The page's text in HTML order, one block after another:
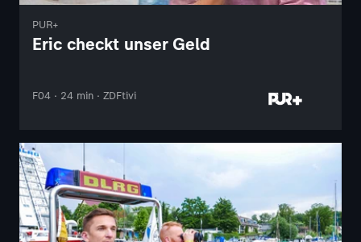
PUR+
Eric checkt unser Geld
F04 · 24 min · ZDFtivi